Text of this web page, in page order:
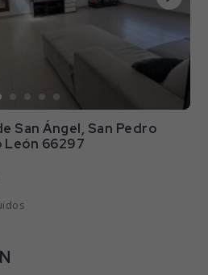
San Ángel, San Pedro
León 66297